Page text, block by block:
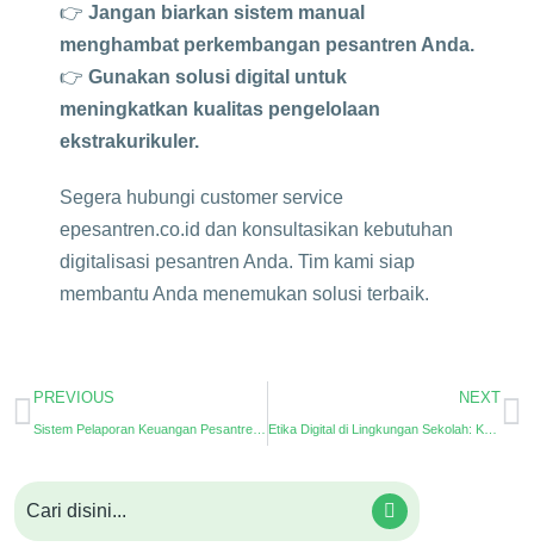
👉 Jangan biarkan sistem manual
menghambat perkembangan pesantren Anda.
👉 Gunakan solusi digital untuk
meningkatkan kualitas pengelolaan
ekstrakurikuler.
Segera hubungi customer service
epesantren.co.id dan konsultasikan kebutuhan
digitalisasi pesantren Anda. Tim kami siap
membantu Anda menemukan solusi terbaik.
PREVIOUS
Sistem Pelaporan Keuangan Pesantren Digital untuk Administrasi Modern dan Transparan
NEXT
Etika Digital di Lingkungan Sekolah: Kunci Disiplin dan Profesionalisme di Era Teknologi